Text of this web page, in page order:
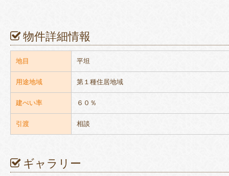
物件詳細情報
地目 平坦
用途地域 第１種住居地域
建ぺい率 ６０％
引渡 相談
ギャラリー